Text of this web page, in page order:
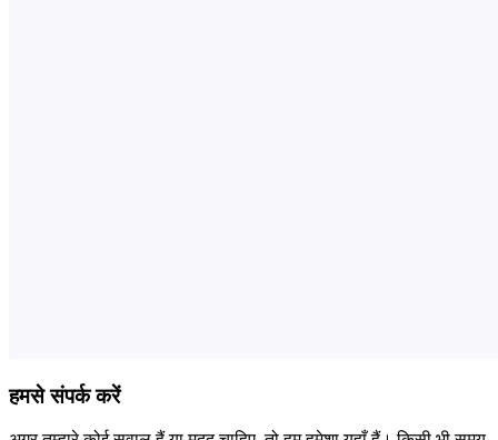
हमसे संपर्क करें